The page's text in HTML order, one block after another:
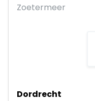
Zoetermeer
Dordrecht